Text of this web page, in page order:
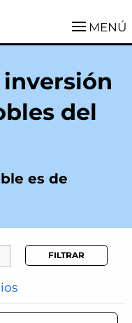
MENÚ
del
es de